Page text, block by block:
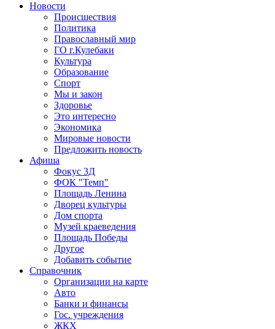
Новости
Происшествия
Политика
Православный мир
ГО г.Кулебаки
Культура
Образование
Спорт
Мы и закон
Здоровье
Это интересно
Экономика
Мировые новости
Предложить новость
Афиша
Фокус 3Д
ФОК "Темп"
Площадь Ленина
Дворец культуры
Дом спорта
Музей краеведения
Площадь Победы
Другое
Добавить событие
Справочник
Организации на карте
Авто
Банки и финансы
Гос. учреждения
ЖКХ